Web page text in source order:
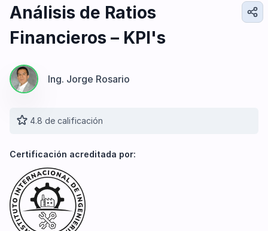
Diseño e Ingeniería
Ingeniería de Procesos
Ingeniería Civil
Análisis de Ratios
Financieros – KPI's
Ing. Jorge Rosario
4.8 de calificación
Certificación acreditada por: